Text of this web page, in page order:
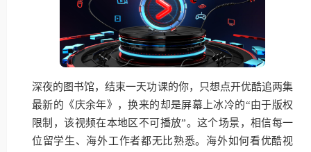
深夜的图书馆，结束一天功课的你，只想点开优酷追两集
最新的《庆余年》，换来的却是屏幕上冰冷的“由于版权
限制，该视频在本地区不可播放”。这个场景，相信每一
位留学生、海外工作者都无比熟悉。海外如何看优酷视